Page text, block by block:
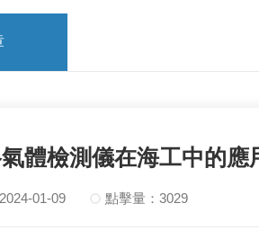
體檢測儀在海工中的應
01-09 點擊量：3029